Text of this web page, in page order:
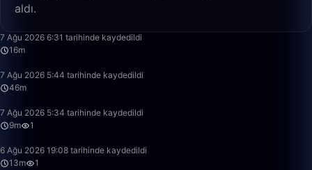
aldı.
7 Ağu 2026 6:31 tarihinde kaydedildi
16m
7 Ağu 2026 5:44 tarihinde kaydedildi
46m
7 Ağu 2026 5:34 tarihinde kaydedildi
9m
1
6 Ağu 2026 19:08 tarihinde kaydedildi
13m
1